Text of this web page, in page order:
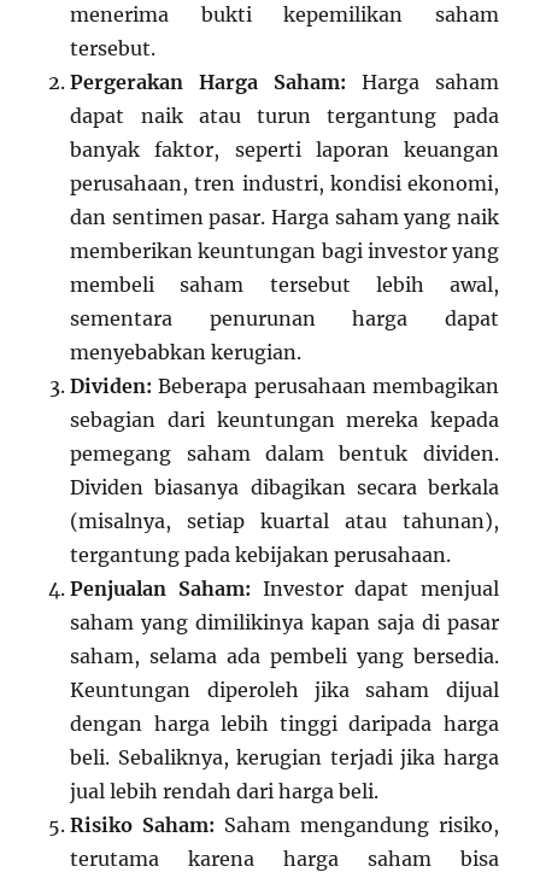
menerima bukti kepemilikan saham
tersebut.
Pergerakan Harga Saham: Harga saham
dapat naik atau turun tergantung pada
banyak faktor, seperti laporan keuangan
perusahaan, tren industri, kondisi ekonomi,
dan sentimen pasar. Harga saham yang naik
memberikan keuntungan bagi investor yang
membeli saham tersebut lebih awal,
sementara penurunan harga dapat
menyebabkan kerugian.
Dividen: Beberapa perusahaan membagikan
sebagian dari keuntungan mereka kepada
pemegang saham dalam bentuk dividen.
Dividen biasanya dibagikan secara berkala
(misalnya, setiap kuartal atau tahunan),
tergantung pada kebijakan perusahaan.
Penjualan Saham: Investor dapat menjual
saham yang dimilikinya kapan saja di pasar
saham, selama ada pembeli yang bersedia.
Keuntungan diperoleh jika saham dijual
dengan harga lebih tinggi daripada harga
beli. Sebaliknya, kerugian terjadi jika harga
jual lebih rendah dari harga beli.
Risiko Saham: Saham mengandung risiko,
terutama karena harga saham bisa